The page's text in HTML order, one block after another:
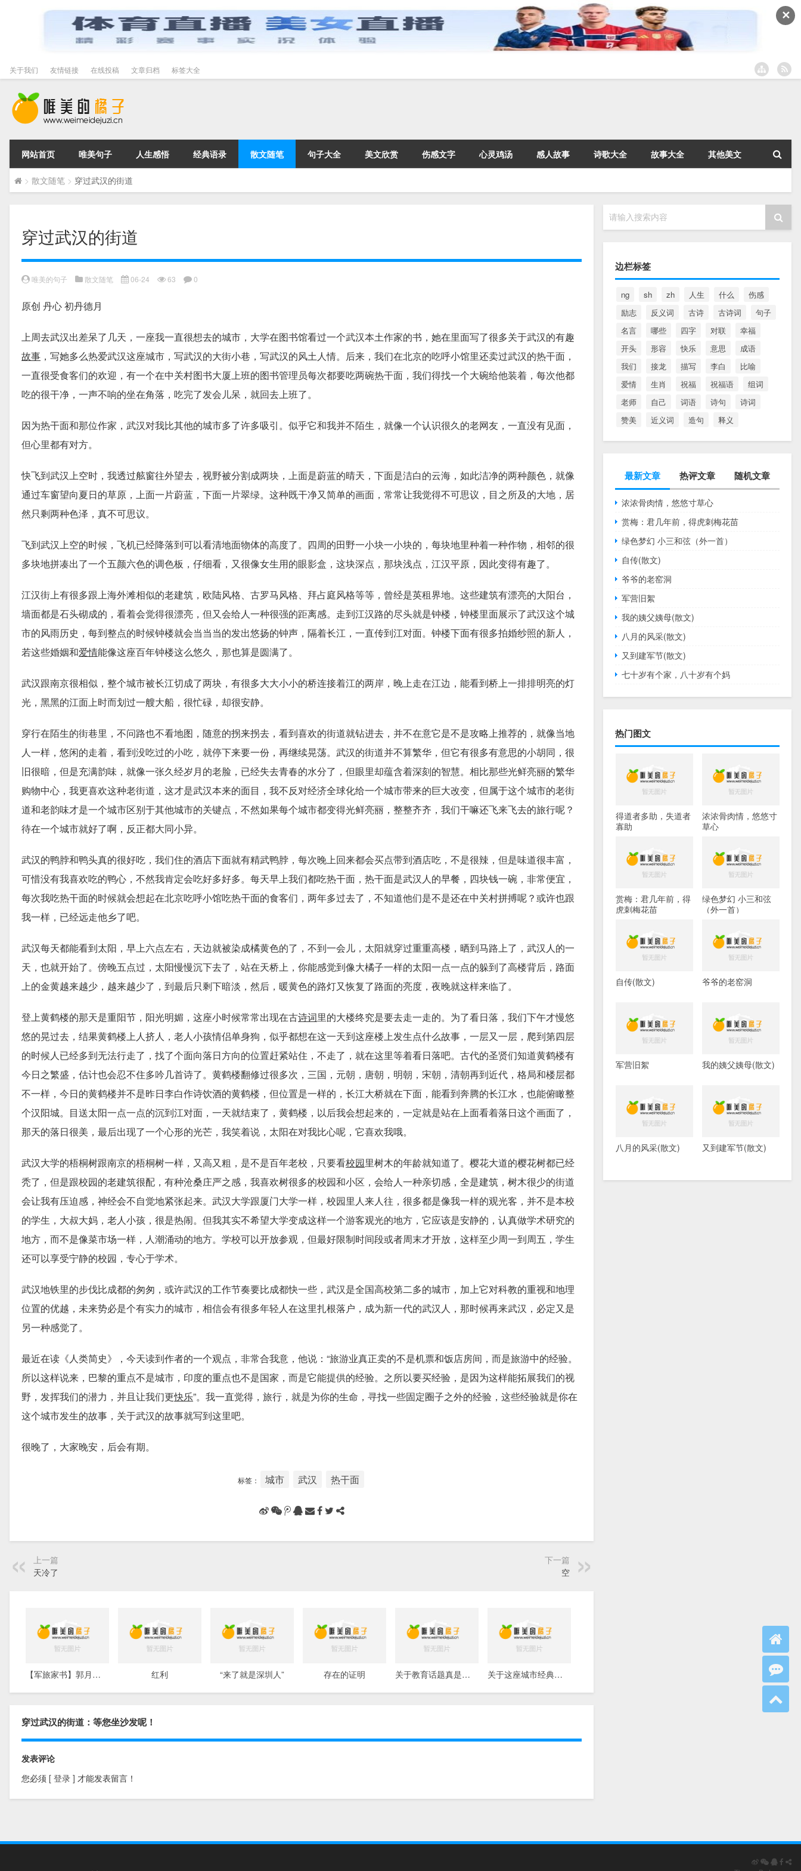
✕
关于我们 友情链接 在线投稿 文章归档 标签大全
网站首页 唯美句子 人生感悟 经典语录 散文随笔 句子大全 美文欣赏 伤感文字 心灵鸡汤 感人故事 诗歌大全 故事大全 其他美文
> 散文随笔 > 穿过武汉的街道
穿过武汉的街道
唯美的句子 散文随笔 06-24 63 0
原创 丹心 初丹德月
上周去武汉出差呆了几天，一座我一直很想去的城市，大学在图书馆看过一个武汉本土作家的书，她在里面写了很多关于武汉的有趣
故事 ，写她多么热爱武汉这座城市，写武汉的大街小巷，写武汉的风土人情。后来，我们在北京的吃呼小馆里还卖过武汉的热干面，
一直很受食客们的欢迎，有一个在中关村图书大厦上班的图书管理员每次都要吃两碗热干面，我们得找一个大碗给他装着，每次他都
吃的很干净，一声不响的坐在角落，吃完了发会儿呆，就回去上班了。
因为热干面和那位作家，武汉对我比其他的城市多了许多吸引。似乎它和我并不陌生，就像一个认识很久的老网友，一直没有见面，
但心里都有对方。
快飞到武汉上空时，我透过舷窗往外望去，视野被分割成两块，上面是蔚蓝的晴天，下面是洁白的云海，如此洁净的两种颜色，就像
通过车窗望向夏日的草原，上面一片蔚蓝，下面一片翠绿。这种既干净又简单的画面，常常让我觉得不可思议，目之所及的大地，居
然只剩两种色泽，真不可思议。
飞到武汉上空的时候，飞机已经降落到可以看清地面物体的高度了。四周的田野一小块一小块的，每块地里种着一种作物，相邻的很
多块地拼凑出了一个五颜六色的调色板，仔细看，又很像女生用的眼影盒，这块深点，那块浅点，江汉平原，因此变得有趣了。
江汉街上有很多跟上海外滩相似的老建筑，欧陆风格、古罗马风格、拜占庭风格等等，曾经是英租界地。这些建筑有漂亮的大阳台，
墙面都是石头砌成的，看着会觉得很漂亮，但又会给人一种很强的距离感。走到江汉路的尽头就是钟楼，钟楼里面展示了武汉这个城
市的风雨历史，每到整点的时候钟楼就会当当当的发出悠扬的钟声，隔着长江，一直传到江对面。钟楼下面有很多拍婚纱照的新人，
若这些婚姻和爱情能像这座百年钟楼这么悠久，那也算是圆满了。
武汉跟南京很相似，整个城市被长江切成了两块，有很多大大小小的桥连接着江的两岸，晚上走在江边，能看到桥上一排排明亮的灯
光，黑黑的江面上时而划过一艘大船，很忙碌，却很安静。
穿行在陌生的街巷里，不问路也不看地图，随意的拐来拐去，看到喜欢的街道就钻进去，并不在意它是不是攻略上推荐的，就像当地
人一样，悠闲的走着，看到没吃过的小吃，就停下来要一份，再继续晃荡。武汉的街道并不算繁华，但它有很多有意思的小胡同，很
旧很暗，但是充满韵味，就像一张久经岁月的老脸，已经失去青春的水分了，但眼里却蕴含着深刻的智慧。相比那些光鲜亮丽的繁华
购物中心，我更喜欢这种老街道，这才是武汉本来的面目，我不反对经济全球化给一个城市带来的巨大改变，但属于这个城市的老街
道和老韵味才是一个城市区别于其他城市的关键点，不然如果每个城市都变得光鲜亮丽，整整齐齐，我们干嘛还飞来飞去的旅行呢？
待在一个城市就好了啊，反正都大同小异。
武汉的鸭脖和鸭头真的很好吃，我们住的酒店下面就有精武鸭脖，每次晚上回来都会买点带到酒店吃，不是很辣，但是味道很丰富，
可惜没有我喜欢吃的鸭心，不然我肯定会吃好多好多。每天早上我们都吃热干面，热干面是武汉人的早餐，四块钱一碗，非常便宜，
每次我吃热干面的时候就会想起在北京吃呼小馆吃热干面的食客们，两年多过去了，不知道他们是不是还在中关村拼搏呢？或许也跟
我一样，已经远走他乡了吧。
武汉每天都能看到太阳，早上六点左右，天边就被染成橘黄色的了，不到一会儿，太阳就穿过重重高楼，晒到马路上了，武汉人的一
天，也就开始了。傍晚五点过，太阳慢慢沉下去了，站在天桥上，你能感觉到像大橘子一样的太阳一点一点的躲到了高楼背后，路面
上的金黄越来越少，越来越少了，到最后只剩下暗淡，然后，暖黄色的路灯又恢复了路面的亮度，夜晚就这样来临了。
登上黄鹤楼的那天是重阳节，阳光明媚，这座小时候常常出现在古诗词里的大楼终究是要去走一走的。为了看日落，我们下午才慢悠
悠的晃过去，结果黄鹤楼上人挤人，老人小孩情侣单身狗，似乎都想在这一天到这座楼上发生点什么故事，一层又一层，爬到第四层
的时候人已经多到无法行走了，找了个面向落日方向的位置赶紧站住，不走了，就在这里等着看日落吧。古代的圣贤们知道黄鹤楼有
今日之繁盛，估计也会忍不住多吟几首诗了。黄鹤楼翻修过很多次，三国，元朝，唐朝，明朝，宋朝，清朝再到近代，格局和楼层都
不一样，今日的黄鹤楼并不是昨日李白作诗饮酒的黄鹤楼，但位置是一样的，长江大桥就在下面，能看到奔腾的长江水，也能俯瞰整
个汉阳城。目送太阳一点一点的沉到江对面，一天就结束了，黄鹤楼，以后我会想起来的，一定就是站在上面看着落日这个画面了，
那天的落日很美，最后出现了一个心形的光芒，我笑着说，太阳在对我比心呢，它喜欢我哦。
武汉大学的梧桐树跟南京的梧桐树一样，又高又粗，是不是百年老校，只要看校园里树木的年龄就知道了。樱花大道的樱花树都已经
秃了，但是跟校园的老建筑很配，有种沧桑庄严之感，我喜欢树很多的校园和小区，会给人一种亲切感，全是建筑，树木很少的街道
会让我有压迫感，神经会不自觉地紧张起来。武汉大学跟厦门大学一样，校园里人来人往，很多都是像我一样的观光客，并不是本校
的学生，大叔大妈，老人小孩，很是热闹。但我其实不希望大学变成这样一个游客观光的地方，它应该是安静的，认真做学术研究的
地方，而不是像菜市场一样，人潮涌动的地方。学校可以开放参观，但最好限制时间段或者周末才开放，这样至少周一到周五，学生
还可以享受宁静的校园，专心于学术。
武汉地铁里的步伐比成都的匆匆，或许武汉的工作节奏要比成都快一些，武汉是全国高校第二多的城市，加上它对科教的重视和地理
位置的优越，未来势必是个有实力的城市，相信会有很多年轻人在这里扎根落户，成为新一代的武汉人，那时候再来武汉，必定又是
另一种感觉了。
最近在读《人类简史》，今天读到作者的一个观点，非常合我意，他说：“旅游业真正卖的不是机票和饭店房间，而是旅游中的经验。
所以这样说来，巴黎的重点不是城市，印度的重点也不是国家，而是它能提供的经验。之所以要买经验，是因为这样能拓展我们的视
野，发挥我们的潜力，并且让我们更快乐”。我一直觉得，旅行，就是为你的生命，寻找一些固定圈子之外的经验，这些经验就是你在
这个城市发生的故事，关于武汉的故事就写到这里吧。
很晚了，大家晚安，后会有期。
标签： 城市 武汉 热干面
上一篇
天冷了
下一篇
空
【军旅家书】郭月琴||给武汉战友们的一封信 红利 “来了就是深圳人” 存在的证明 关于教育话题真是说也说不完 关于这座城市经典句子 离开这座城市经典句子
穿过武汉的街道：等您坐沙发呢！
发表评论
您必须 [ 登录 ] 才能发表留言！
请输入搜索内容
边栏标签
ng sh zh 人生 什么
伤感
励志
反义词 古诗 古诗词
句子
名言
哪些 四字 对联
幸福
开头
形容 快乐 意思
成语
我们
接龙 描写 李白
比喻
爱情
生肖 祝福 祝福语
组词
老师
自己 词语 诗句
诗词
赞美
近义词 造句 释义
最新文章 热评文章 随机文章
浓浓骨肉情，悠悠寸草心
赏梅：君几年前，得虎刺梅花苗
绿色梦幻 小三和弦（外一首）
自传(散文)
爷爷的老窑洞
军营旧絮
我的姨父姨母(散文)
八月的风采(散文)
又到建军节(散文)
七十岁有个家，八十岁有个妈
热门图文
得道者多助，失道者
寡助
浓浓骨肉情，悠悠寸
草心
赏梅：君几年前，得
虎刺梅花苗
绿色梦幻 小三和弦
（外一首）
自传(散文) 爷爷的老窑洞
军营旧絮 我的姨父姨母(散文)
八月的风采(散文) 又到建军节(散文)